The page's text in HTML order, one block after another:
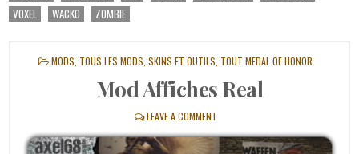
VOXEL
WACKO ZOMBIE
POSTED
MODS TOUS LES MODS, SKINS ET OUTILS TOUT MEDAL OF HONOR
Mod Affiches Real
LEAVE A COMMENT